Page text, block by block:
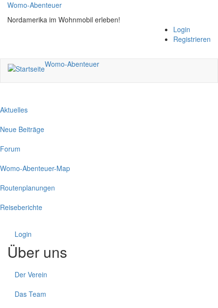
Direkt
zum
Inhalt
Womo-Abenteuer
Nordamerika im Wohnmobil erleben!
Login
Registrieren
Womo-Abenteuer
Aktuelles
Neue Beiträge
Forum
Womo-Abenteuer-Map
Routenplanungen
Reiseberichte
Login
Über uns
Der Verein
Das Team